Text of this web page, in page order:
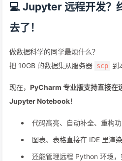
💻 Jupyter 远程开发？
去了！
做数据科学的同学最烦什么？
把 10GB 的数据集从服务器 scp 到
现在， PyCharm 专业版支持直接在
Jupyter Notebook！
代码高亮、自动补全、重构功
图表、表格直接在 IDE 里渲
还能管理远程 Python 环境，